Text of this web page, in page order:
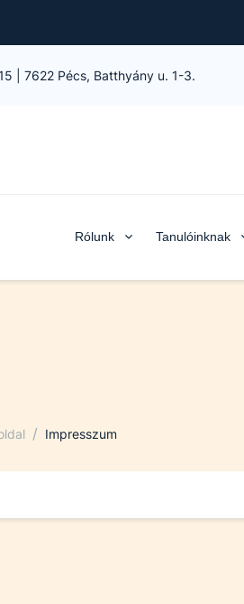
7622 Pécs, Batthyány u. 1-3.
Rólunk Tanulóinknak
/ Impresszum